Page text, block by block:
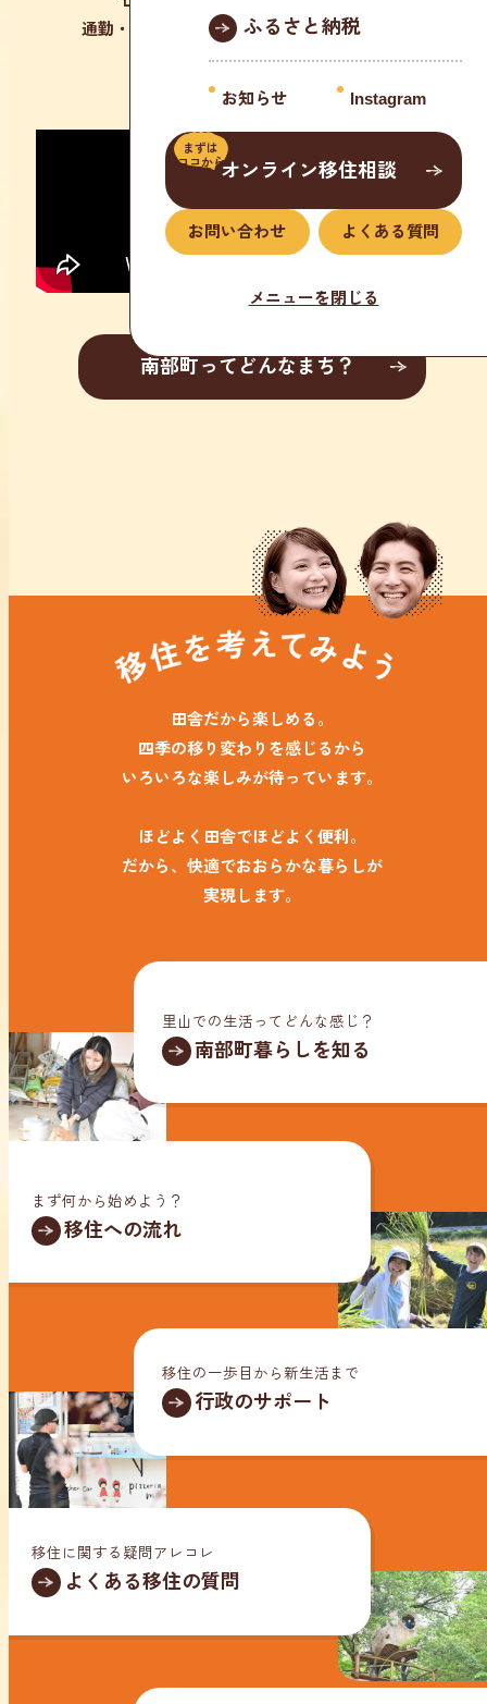
ふるさと納税
お知らせ Instagram
まずは
ココからオンライン移住相談
お問い合わせ よくある質問
メニューを閉じる
通勤・通学に便利で、自然もすぐそばにある、
ちょうどいい暮らしが叶います。
南部町ってどんなまち？
田舎だから楽しめる。
四季の移り変わりを感じるから
いろいろな楽しみが待っています。
ほどよく田舎でほどよく便利。
だから、快適でおおらかな暮らしが
実現します。
里山での生活ってどんな感じ？
南部町暮らしを知る
まず何から始めよう？
移住への流れ
移住の一歩目から新生活まで
行政のサポート
移住に関する疑問アレコレ
よくある移住の質問